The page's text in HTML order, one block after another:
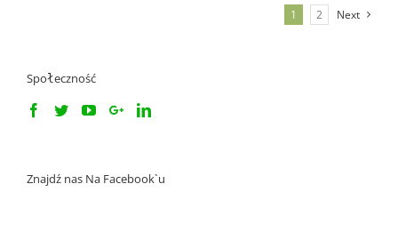
1 2 Next
Społeczność
Znajdź nas Na Facebook`u